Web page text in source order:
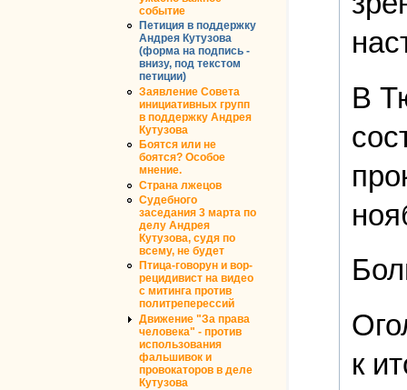
событие
Петиция в поддержку
Андрея Кутузова
(форма на подпись -
внизу, под текстом
петиции)
Заявление Совета
инициативных групп
в поддержку Андрея
Кутузова
Боятся или не
боятся? Особое
мнение.
Страна лжецов
Судебного
заседания 3 марта по
делу Андрея
Кутузова, судя по
всему, не будет
Птица-говорун и вор-
рецидивист на видео
с митинга против
политреперессий
Движение "За права
человека" - против
использования
фальшивок и
провокаторов в деле
Кутузова
В
к